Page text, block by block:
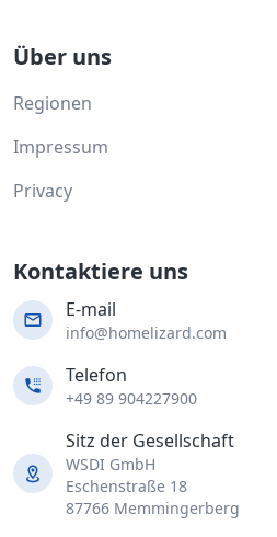
Über uns
Regionen
Impressum
Privacy
Kontaktiere uns
E-mail
info@homelizard.com
Telefon
+49 89 904227900
Sitz der Gesellschaft
WSDI GmbH
Eschenstraße 18
87766 Memmingerberg